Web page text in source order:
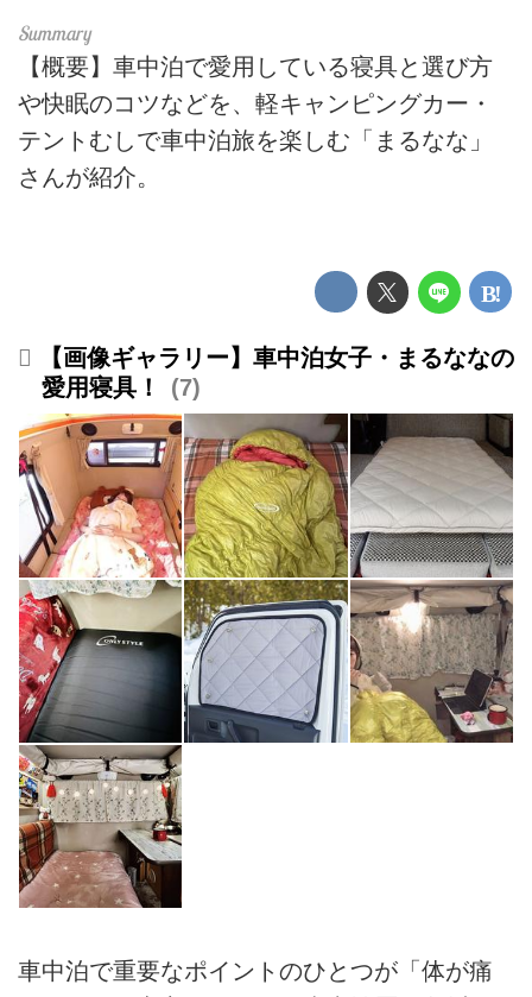
【概要】車中泊で愛用している寝具と選び方
や快眠のコツなどを、軽キャンピングカー・
テントむしで車中泊旅を楽しむ「まるなな」
さんが紹介。
【画像ギャラリー】車中泊女子・まるななの
愛用寝具！
7
車中泊で重要なポイントのひとつが「体が痛